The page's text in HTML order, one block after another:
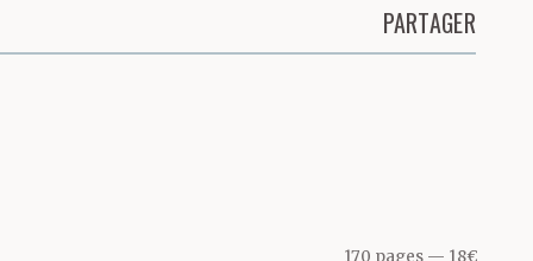
de lui
PARTAGER
170 pages 18€